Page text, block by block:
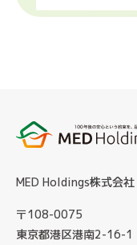
MED Holdings株式会社
〒108-0075
東京都港区港南2-16-1